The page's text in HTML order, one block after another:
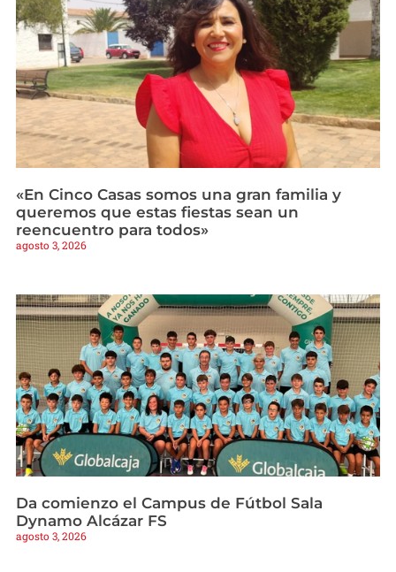
«En Cinco Casas somos una gran familia y
queremos que estas fiestas sean un
reencuentro para todos»
agosto 3, 2026
Da comienzo el Campus de Fútbol Sala
Dynamo Alcázar FS
agosto 3, 2026